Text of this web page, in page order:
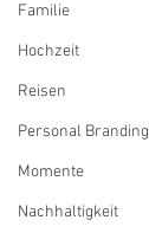
Familie
Hochzeit
Reisen
Personal Branding
Momente
Nachhaltigkeit